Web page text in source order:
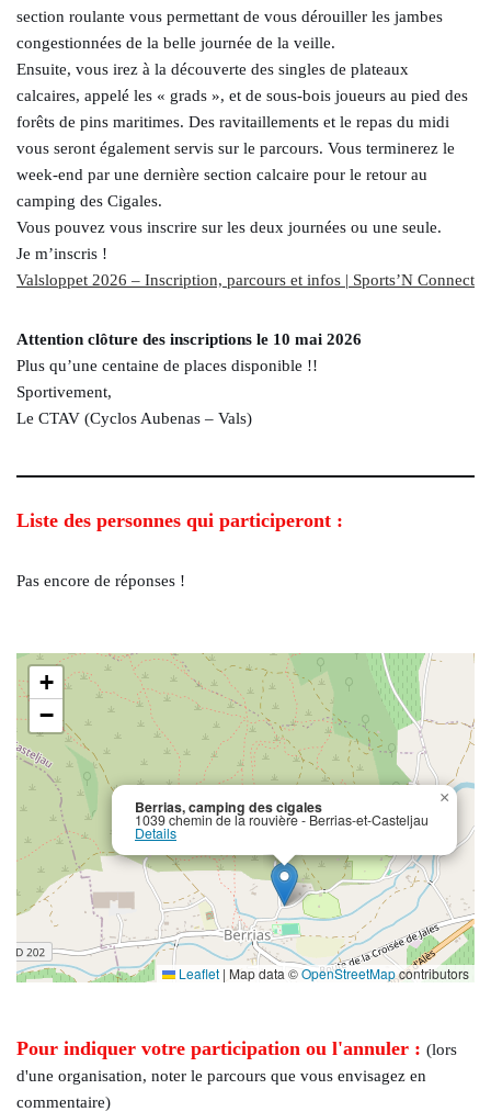
section roulante vous permettant de vous dérouiller les jambes
congestionnées de la belle journée de la veille.
Ensuite, vous irez à la découverte des singles de plateaux
calcaires, appelé les « grads », et de sous-bois joueurs au pied des
forêts de pins maritimes. Des ravitaillements et le repas du midi
vous seront également servis sur le parcours. Vous terminerez le
week-end par une dernière section calcaire pour le retour au
camping des Cigales.
Vous pouvez vous inscrire sur les deux journées ou une seule.­
Je m’inscris !
Valsloppet 2026 – Inscription, parcours et infos | Sports’N Connect
Attention clôture des inscriptions le 10 mai 2026
Plus qu’une centaine de places disponible !!
Sportivement,
Le CTAV (Cyclos Aubenas – Vals)
Liste des personnes qui participeront :
Pas encore de réponses !
Berrias, camping des cigales
1039 chemin de la rouvière - Berrias-et-Casteljau
Details
×
+
−
Leaflet | Map data ©OpenStreetMapcontributors
Pour indiquer votre participation ou l'annuler : (lors
d'une organisation, noter le parcours que vous envisagez en
commentaire)